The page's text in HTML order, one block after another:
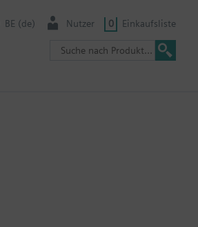
BE (de) Nutzer 0 Einkaufsliste